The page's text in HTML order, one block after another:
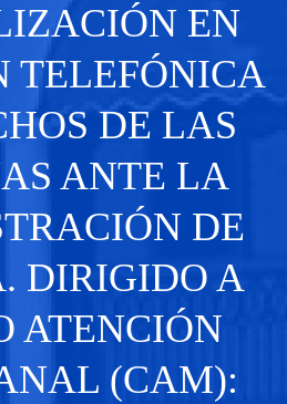
EN
TELEFÓNICA
DE LAS
ANTE LA
DE
DIRIGIDO A
ATENCIÓN
(CAM):